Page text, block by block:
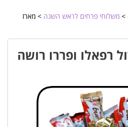
> משלוחי פרחים לראש השנה > מארז
רפאלו ופררו רושה